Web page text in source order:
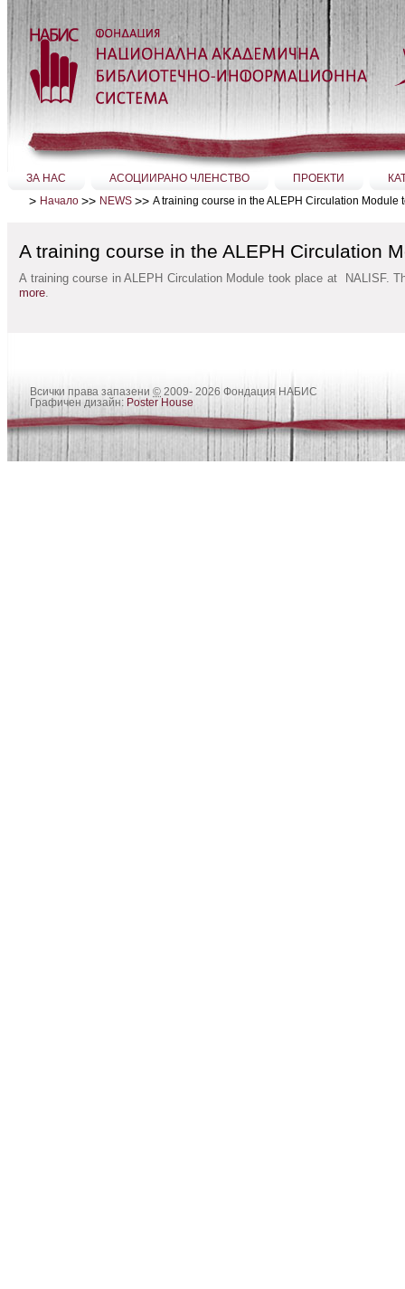
Прескачане
на
съдържание.
Прескачане
навигация
Секции
ЗА НАС АСОЦИИРАНО ЧЛЕНСТВО ПРОЕКТИ
> Начало >> NEWS >> A training course in the ALEPH Circulation Module
A training course in the ALEPH Circulation
A training course in ALEPH Circulation Module took place at NALISF.
more
Всички права запазени © 2009- 2026 Фондация НАБИС
Графичен дизайн: Poster House